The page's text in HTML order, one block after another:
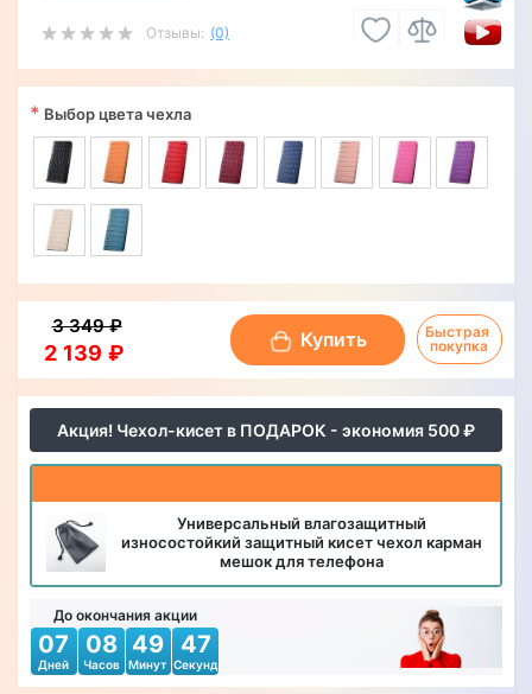
Отзывы: (0)
Акция! Чехол-кисет в ПОДАРОК - экономия 500 ₽
Универсальный влагозащитный
износостойкий защитный кисет чехол карман
мешок для телефона
До окончания акции
07
Дней
08
Часов
49
Минут
45
Секунд
* Выбор цвета чехла
2 139 ₽
3 349 ₽
Купить
Быстрая
покупка